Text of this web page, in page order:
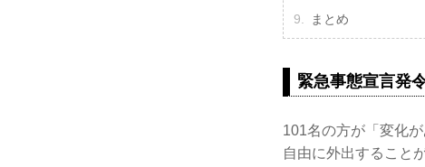
まとめ
緊急事態宣言発
101名の方が「変化
自由に外出すること